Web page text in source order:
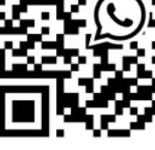
Scuola
in
- Fiano
in
ore 20.30 -
di don